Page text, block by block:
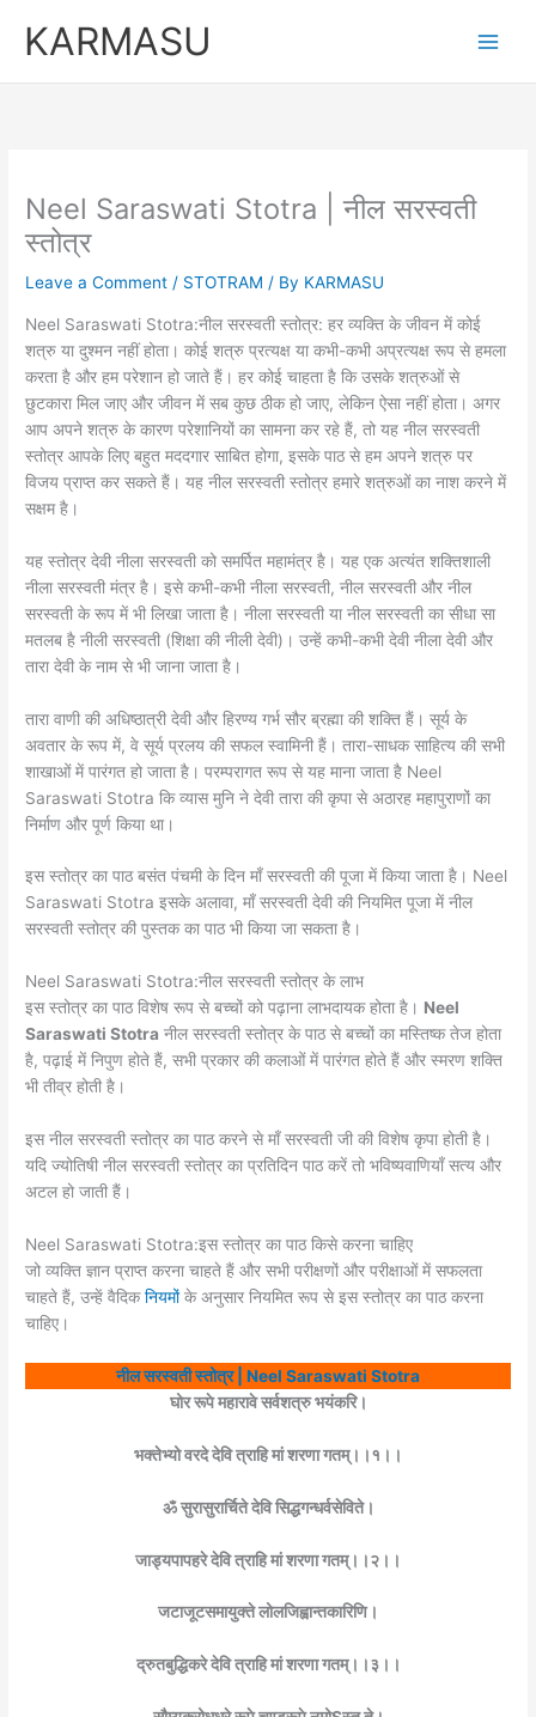
KARMASU
Neel Saraswati Stotra | नील सरस्वती
स्तोत्र
Leave a Comment / STOTRAM / By KARMASU
Neel Saraswati Stotra:नील सरस्वती स्तोत्र: हर व्यक्ति के जीवन में कोई
शत्रु या दुश्मन नहीं होता। कोई शत्रु प्रत्यक्ष या कभी-कभी अप्रत्यक्ष रूप से हमला
करता है और हम परेशान हो जाते हैं। हर कोई चाहता है कि उसके शत्रुओं से
छुटकारा मिल जाए और जीवन में सब कुछ ठीक हो जाए, लेकिन ऐसा नहीं होता। अगर
आप अपने शत्रु के कारण परेशानियों का सामना कर रहे हैं, तो यह नील सरस्वती
स्तोत्र आपके लिए बहुत मददगार साबित होगा, इसके पाठ से हम अपने शत्रु पर
विजय प्राप्त कर सकते हैं। यह नील सरस्वती स्तोत्र हमारे शत्रुओं का नाश करने में
सक्षम है।
यह स्तोत्र देवी नीला सरस्वती को समर्पित महामंत्र है। यह एक अत्यंत शक्तिशाली
नीला सरस्वती मंत्र है। इसे कभी-कभी नीला सरस्वती, नील सरस्वती और नील
सरस्वती के रूप में भी लिखा जाता है। नीला सरस्वती या नील सरस्वती का सीधा सा
मतलब है नीली सरस्वती (शिक्षा की नीली देवी)। उन्हें कभी-कभी देवी नीला देवी और
तारा देवी के नाम से भी जाना जाता है।
तारा वाणी की अधिष्ठात्री देवी और हिरण्य गर्भ सौर ब्रह्मा की शक्ति हैं। सूर्य के
अवतार के रूप में, वे सूर्य प्रलय की सफल स्वामिनी हैं। तारा-साधक साहित्य की सभी
शाखाओं में पारंगत हो जाता है। परम्परागत रूप से यह माना जाता है Neel
Saraswati Stotra कि व्यास मुनि ने देवी तारा की कृपा से अठारह महापुराणों का
निर्माण और पूर्ण किया था।
इस स्तोत्र का पाठ बसंत पंचमी के दिन माँ सरस्वती की पूजा में किया जाता है। Neel
Saraswati Stotra इसके अलावा, माँ सरस्वती देवी की नियमित पूजा में नील
सरस्वती स्तोत्र की पुस्तक का पाठ भी किया जा सकता है।
Neel Saraswati Stotra:नील सरस्वती स्तोत्र के लाभ
इस स्तोत्र का पाठ विशेष रूप से बच्चों को पढ़ाना लाभदायक होता है। Neel
Saraswati Stotra नील सरस्वती स्तोत्र के पाठ से बच्चों का मस्तिष्क तेज होता
है, पढ़ाई में निपुण होते हैं, सभी प्रकार की कलाओं में पारंगत होते हैं और स्मरण शक्ति
भी तीव्र होती है।
इस नील सरस्वती स्तोत्र का पाठ करने से माँ सरस्वती जी की विशेष कृपा होती है।
यदि ज्योतिषी नील सरस्वती स्तोत्र का प्रतिदिन पाठ करें तो भविष्यवाणियाँ सत्य और
अटल हो जाती हैं।
Neel Saraswati Stotra:इस स्तोत्र का पाठ किसे करना चाहिए
जो व्यक्ति ज्ञान प्राप्त करना चाहते हैं और सभी परीक्षणों और परीक्षाओं में सफलता
चाहते हैं, उन्हें वैदिकनियमोंके अनुसार नियमित रूप से इस स्तोत्र का पाठ करना
चाहिए।
नील सरस्वती स्तोत्र | Neel Saraswati Stotra
घोर रूपे महारावे सर्वशत्रु भयंकरि।
भक्तेभ्यो वरदे देवि त्राहि मां शरणा गतम्।।१।।
ॐ सुरासुरार्चिते देवि सिद्धगन्धर्वसेविते।
जाड्यपापहरे देवि त्राहि मां शरणा गतम्।।२।।
जटाजूटसमायुक्ते लोलजिह्वान्तकारिणि।
द्रुतबुद्धिकरे देवि त्राहि मां शरणा गतम्।।३।।